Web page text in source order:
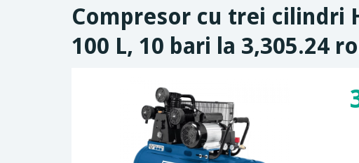
Compresor cu trei cilindri
100 L, 10 bari la 3,305.24